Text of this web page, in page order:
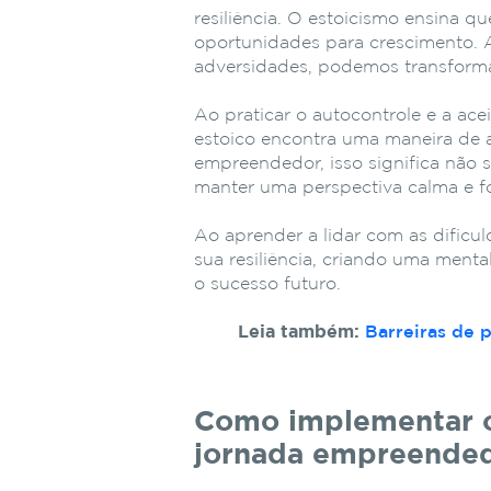
resiliência. O estoicismo ensina
oportunidades para crescimento.
adversidades, podemos
Ao praticar o autocontrole e a
estoico encontra uma maneira de
empreendedor, isso significa não
manter uma perspectiva calma e
Ao aprender a lidar com as
sua resiliência, criando uma
o sucesso futuro.
Leia também: Barreiras de
Como implementar
jornada